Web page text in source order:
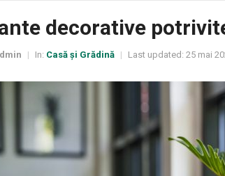
decorative
In: Casă și Grădină Last updated: 25 mai